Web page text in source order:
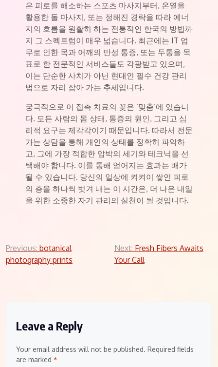
은 피로를 해소하는 스포츠 마사지부터, 온열을
활용한 돌 마사지, 또는 정해진 경락을 따라 에너
지의 흐름을 원활히 하는 전통적인 한국의 방법까
지 그 스펙트럼이 매우 넓습니다. 최근에는 IT 업
무로 인한 목과 어깨의 만성 통증, 또는 두통을 목
표로 한 전문적인 서비스들도 각광받고 있으며,
이는 단순한 사치가 아닌 현대인 필수 건강 관리
법으로 자리 잡아 가는 추세입니다.
궁극적으로 이 접촉 치료의 꽃은 ‘맞춤’에 있습니
다. 모든 사람의 몸 상태, 통증의 원인, 그리고 심
리적 요구는 제각각이기 때문입니다. 따라서 전문
가는 상담을 통해 개인의 상태를 정확히 파악하
고, 그에 가장 적합한 압박의 세기와 테크닉을 선
택해야 합니다. 이를 통해 얻어지는 효과는 배가
될 수 있습니다. 당신의 일상에 켜켜이 쌓인 피로
의 층을 하나씩 벗겨 내는 이 시간은, 더 나은 내일
을 위한 소중한 자기 관리의 실천이 될 것입니다.
Post
navigation
Previous: botanical
photography prints
Next: Fresh Fibers Awaits
Your Call
Leave a Reply
Your email address will not be published. Required fields
are marked *